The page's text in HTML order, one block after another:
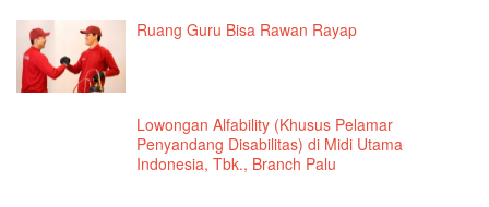
Ruang Guru Bisa Rawan Rayap
Lowongan Alfability (Khusus Pelamar
Penyandang Disabilitas) di Midi Utama
Indonesia, Tbk., Branch Palu